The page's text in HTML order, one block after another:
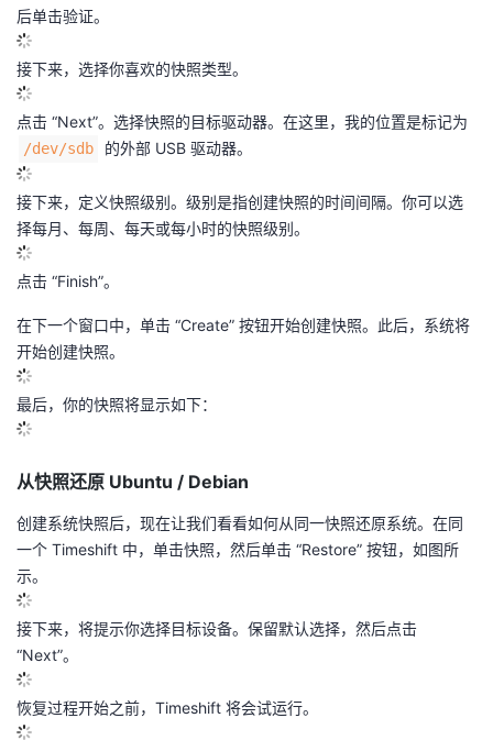
后单击验证。
接下来，选择你喜欢的快照类型。
点击 “Next”。选择快照的目标驱动器。在这里，我的位置是标记为
/dev/sdb 的外部 USB 驱动器。
接下来，定义快照级别。级别是指创建快照的时间间隔。你可以选
择每月、每周、每天或每小时的快照级别。
点击 “Finish”。
在下一个窗口中，单击 “Create” 按钮开始创建快照。此后，系统将
开始创建快照。
最后，你的快照将显示如下：
从快照还原 Ubuntu / Debian
创建系统快照后，现在让我们看看如何从同一快照还原系统。在同
一个 Timeshift 中，单击快照，然后单击 “Restore” 按钮，如图所
示。
接下来，将提示你选择目标设备。保留默认选择，然后点击
“Next”。
恢复过程开始之前，Timeshift 将会试运行。